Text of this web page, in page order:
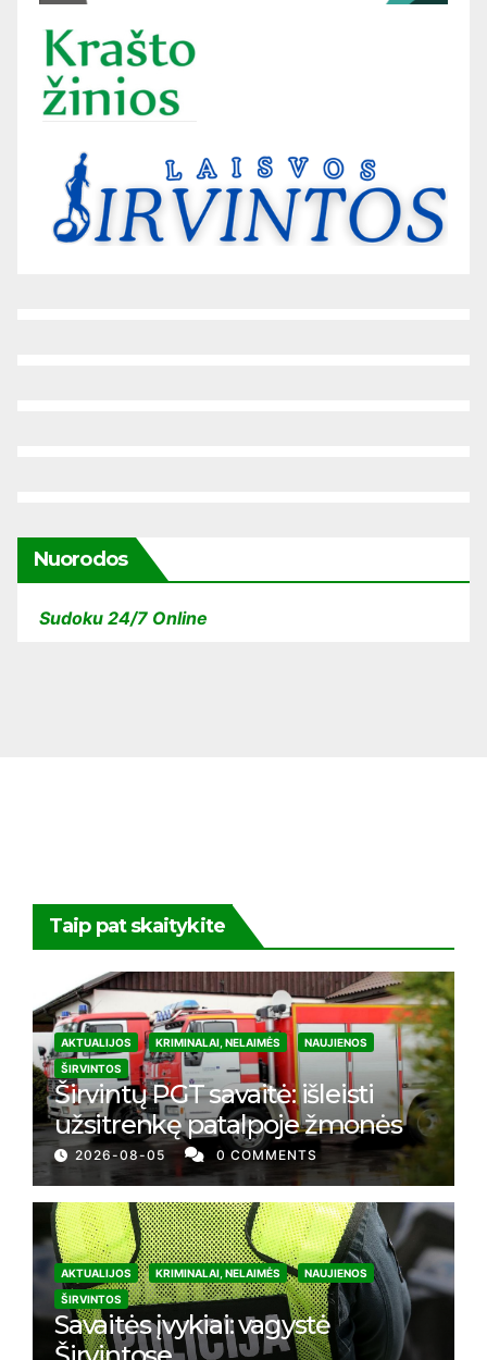
Nuorodos
Sudoku 24/7 Online
Taip pat skaitykite
AKTUALIJOS KRIMINALAI, NELAIMĖS
NAUJIENOS
ŠIRVINTOS
Širvintų PGT savaitė: išleisti
užsitrenkę patalpoje žmonės
2026-08-05 0 COMMENTS
AKTUALIJOS KRIMINALAI, NELAIMĖS
NAUJIENOS
ŠIRVINTOS
Savaitės įvykiai: vagystė